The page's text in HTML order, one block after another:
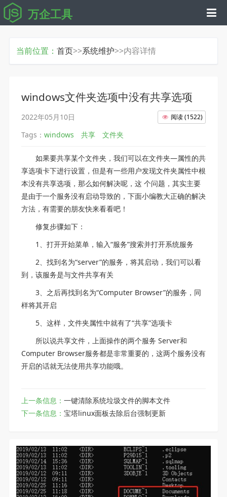
万企工具
当前位置： 首页>>系统维护>>内容详情
windows文件夹选项中没有共享选项
阅读(1522)
2022年05月10日
Tags： windows 共享 文件夹
如果要共享某个文件夹，我们可以在文件夹—属性的共
享选项卡下进行设置，但是有一些用户发现文件夹属性中根
本没有共享选项，那么如何解决呢，这 个问题，其实主要
是由于一个服务没有启动导致的，下面小编教大正确的解决
方法，有需要的朋友快来看看吧！
修复步骤如下：
1、打开开始菜单，输入“服务”搜索并打开系统服务
2、找到名为“server”的服务，将其启动，我们可以看
到，该服务是与文件共享有关
3、之后再找到名为“Computer Browser”的服务，同
样将其开启
5、这样，文件夹属性中就有了“共享”选项卡
所以说共享文件，上面操作的两个服务 Server和
Computer Browser服务都是非常重要的，这两个服务没有
开启的话就无法使用共享功能哦。
上一条信息： 一键清除系统垃圾文件的脚本文件
下一条信息： 宝塔linux面板去除后台强制更新